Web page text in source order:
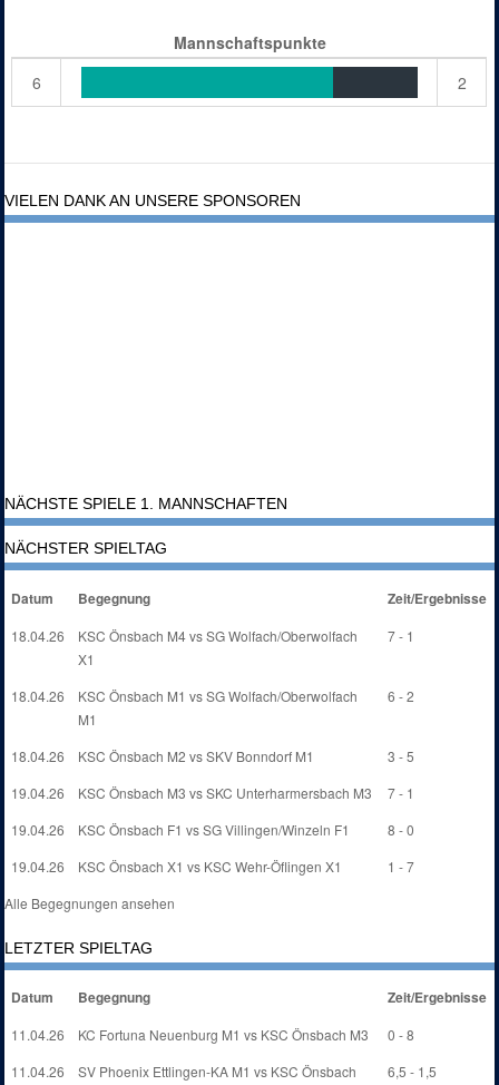
Mannschaftspunkte
6
2
VIELEN DANK AN UNSERE SPONSOREN
NÄCHSTE SPIELE 1. MANNSCHAFTEN
NÄCHSTER SPIELTAG
Datum Begegnung Zeit/Ergebnisse
18.04.26
KSC Önsbach M4 vs SG Wolfach/Oberwolfach
X1
7 - 1
18.04.26
KSC Önsbach M1 vs SG Wolfach/Oberwolfach
M1
6 - 2
18.04.26 KSC Önsbach M2 vs SKV Bonndorf M1
3 - 5
19.04.26
KSC Önsbach M3 vs SKC Unterharmersbach M3
7 - 1
19.04.26
KSC Önsbach F1 vs SG Villingen/Winzeln F1
8 - 0
19.04.26
KSC Önsbach X1 vs KSC Wehr-Öflingen X1
1 - 7
Alle Begegnungen ansehen
LETZTER SPIELTAG
Datum Begegnung Zeit/Ergebnisse
11.04.26 KC Fortuna Neuenburg M1 vs KSC Önsbach M3
0 - 8
11.04.26
SV Phoenix Ettlingen-KA M1 vs KSC Önsbach
6,5 - 1,5